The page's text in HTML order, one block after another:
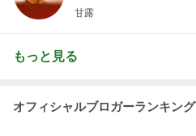
甘露
もっと見る
オフィシャルブロガーランキング